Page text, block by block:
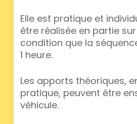
Elle est pratique et
être réalisée en partie
condition que la
1 heure.
Les apports théoriques,
pratique, peuvent être
véhicule.